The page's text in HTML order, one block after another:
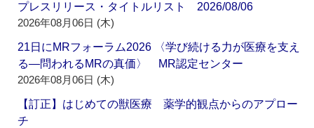
プレスリリース・タイトルリスト 2026/08/06
2026年08月06日 (木)
21日にMRフォーラム2026 〈学び続ける力が医療を支え
る―問われるMRの真価〉 MR認定センター
2026年08月06日 (木)
【訂正】はじめての獣医療 薬学的観点からのアプロー
チ